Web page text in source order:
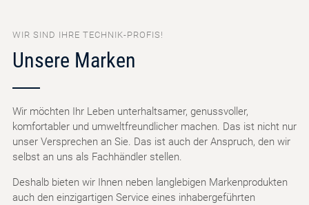
WIR SIND IHRE TECHNIK-PROFIS!
Unsere Marken
Wir möchten Ihr Leben unterhaltsamer, genussvoller,
komfortabler und umweltfreundlicher machen. Das ist nicht nur
unser Versprechen an Sie. Das ist auch der Anspruch, den wir
selbst an uns als Fachhändler stellen.
Deshalb bieten wir Ihnen neben langlebigen Markenprodukten
auch den einzigartigen Service eines inhabergeführten